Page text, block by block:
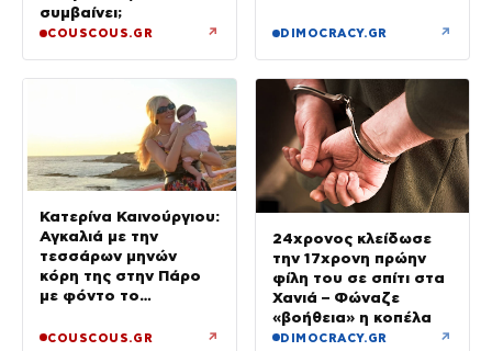
συμβαίνει;
COUSCOUS.GR ↗
δευτερολέπτου»
DIMOCRACY.GR ↗
Κατερίνα Καινούργιου:
Αγκαλιά με την
τεσσάρων μηνών
κόρη της στην Πάρο
με φόντο το
COUSCOUS.GR ↗
24χρονος κλείδωσε
την 17χρονη πρώην
φίλη του σε σπίτι στα
Χανιά – Φώναζε
«βοήθεια» η κοπέλα
DIMOCRACY.GR ↗